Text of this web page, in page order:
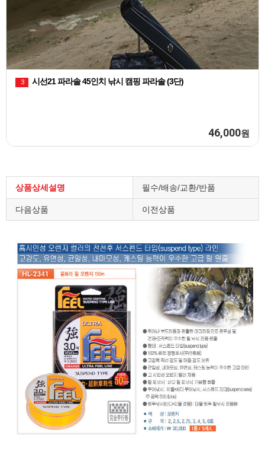
류 레자 피싱백 민물낚시 짬낚시가방
원
상품상세설명 필수/배송/교환/반품
다음상품 이전상품